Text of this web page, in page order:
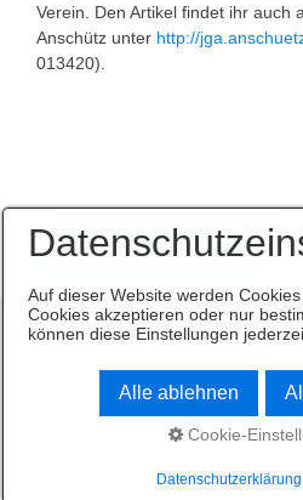
Verein. Den Artikel findet ihr auch
Anschütz unter http://
013420).
© 2019 Kreisschützenverband "Sterzing"
Startseite
Kontakt Impressum
Auf dieser Website werden
Cookies akzeptieren oder nur
können diese Einstellungen
Alle ablehnen
Cookie-
Datenschutzerklärung